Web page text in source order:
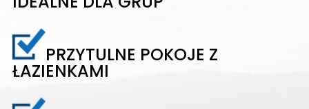
PRZYTULNE POKOJE Z
ŁAZIENKAMI